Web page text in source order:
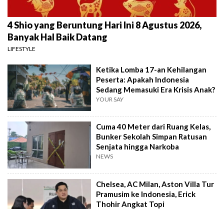
4 Shio yang Beruntung Hari Ini 8 Agustus 2026,
Banyak Hal Baik Datang
LIFESTYLE
Ketika Lomba 17-an Kehilangan
Peserta: Apakah Indonesia
Sedang Memasuki Era Krisis Anak?
YOUR SAY
Cuma 40 Meter dari Ruang Kelas,
Bunker Sekolah Simpan Ratusan
Senjata hingga Narkoba
NEWS
Chelsea, AC Milan, Aston Villa Tur
Pramusim ke Indonesia, Erick
Thohir Angkat Topi